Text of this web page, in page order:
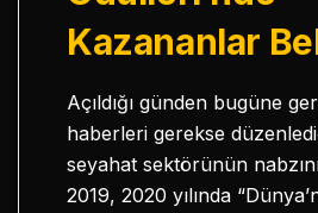
Kazananlar
Açıldığı günden bugüne
haberleri gerekse
seyahat sektörünün
2019, 2020 yılında